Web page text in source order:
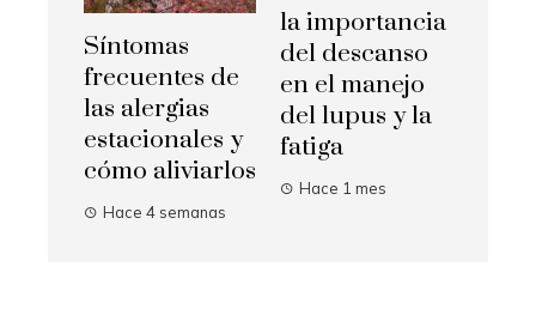
Síntomas
frecuentes de
las alergias
estacionales y
cómo aliviarlos
Hace 4 semanas
la importancia
del descanso
en el manejo
del lupus y la
fatiga
Hace 1 mes